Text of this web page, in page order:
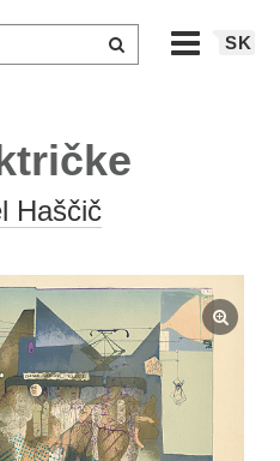
SK
Haščič